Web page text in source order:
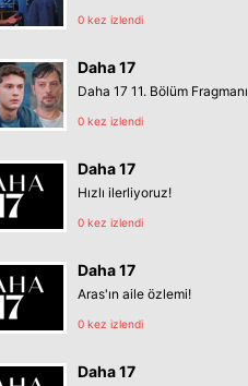
0 kez izlendi
Daha 17
Daha 17 11. Bölüm Fragmanı
0 kez izlendi
Daha 17
Hızlı ilerliyoruz!
0 kez izlendi
Daha 17
Aras'ın aile özlemi!
0 kez izlendi
Daha 17